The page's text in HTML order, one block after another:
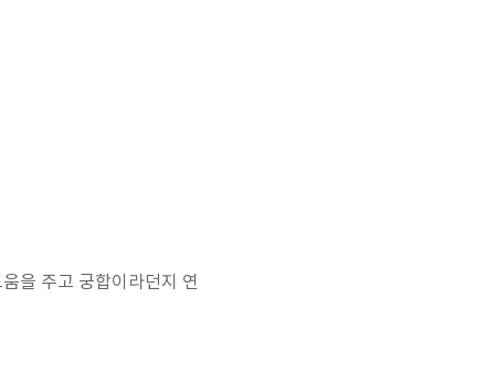
을 주고 궁합이라던지 연